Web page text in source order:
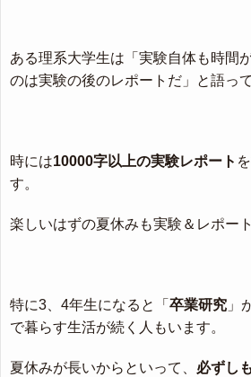
ある理系大学生は「実験自体も時間
のは実験の後のレポートだ」と語っ
時には10000字以上の実験レポート
す。
楽しいはずの夏休みも実験＆レポー
特に3、4年生になると「 卒業研究 」
で暮らす生活が続く人もいます。
夏休みが長いからといって、 必ずし